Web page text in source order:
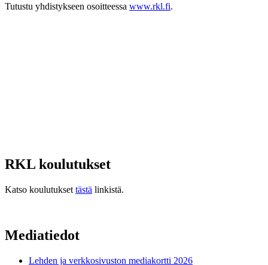
Tutustu yhdistykseen osoitteessa www.rkl.fi.
RKL koulutukset
Katso koulutukset tästä linkistä.
Mediatiedot
Lehden ja verkkosivuston mediakortti 2026